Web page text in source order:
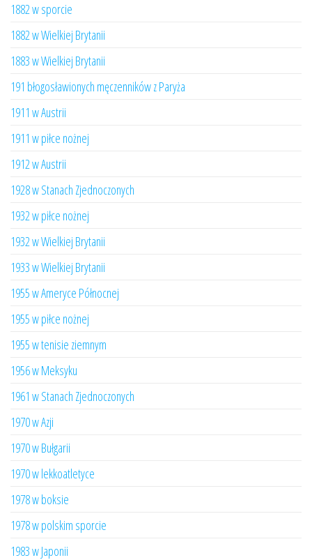
1882 w sporcie
1882 w Wielkiej Brytanii
1883 w Wielkiej Brytanii
191 błogosławionych męczenników z Paryża
1911 w Austrii
1911 w piłce nożnej
1912 w Austrii
1928 w Stanach Zjednoczonych
1932 w piłce nożnej
1932 w Wielkiej Brytanii
1933 w Wielkiej Brytanii
1955 w Ameryce Północnej
1955 w piłce nożnej
1955 w tenisie ziemnym
1956 w Meksyku
1961 w Stanach Zjednoczonych
1970 w Azji
1970 w Bułgarii
1970 w lekkoatletyce
1978 w boksie
1978 w polskim sporcie
1983 w Japonii